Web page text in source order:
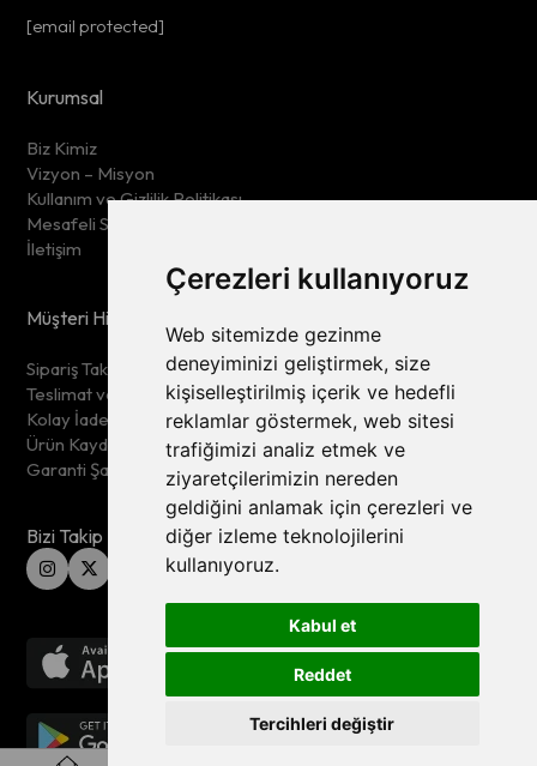
Çerezleri kullanıyoruz
Web sitemizde gezinme
deneyiminizi geliştirmek, size
kişiselleştirilmiş içerik ve hedefli
reklamlar göstermek, web sitesi
trafiğimizi analiz etmek ve
ziyaretçilerimizin nereden
geldiğini anlamak için çerezleri ve
diğer izleme teknolojilerini
kullanıyoruz.
Kabul et
Reddet
Tercihleri değiştir
[email protected]
Kurumsal
Biz Kimiz
Vizyon – Misyon
Kullanım ve Gizlilik Politikası
Mesafeli Satış Sözleşmesi
İletişim
Müşteri Hizmetleri
Sipariş Takip
Teslimat ve İade Şartları
Kolay İade
Ürün Kaydet
Garanti Şartları
Bizi Takip Edin